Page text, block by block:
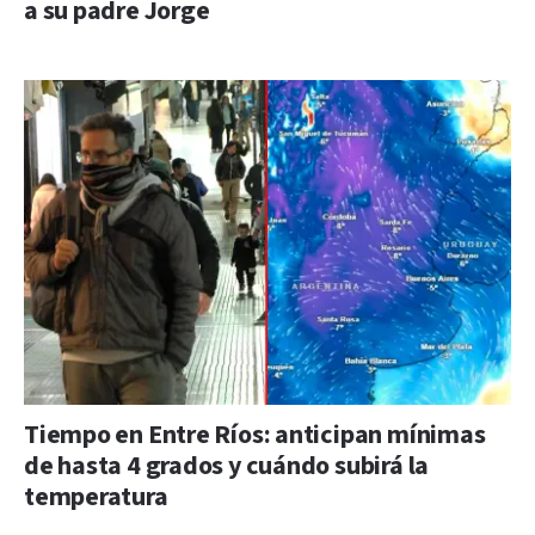
a su padre Jorge
Tiempo en Entre Ríos: anticipan mínimas
de hasta 4 grados y cuándo subirá la
temperatura